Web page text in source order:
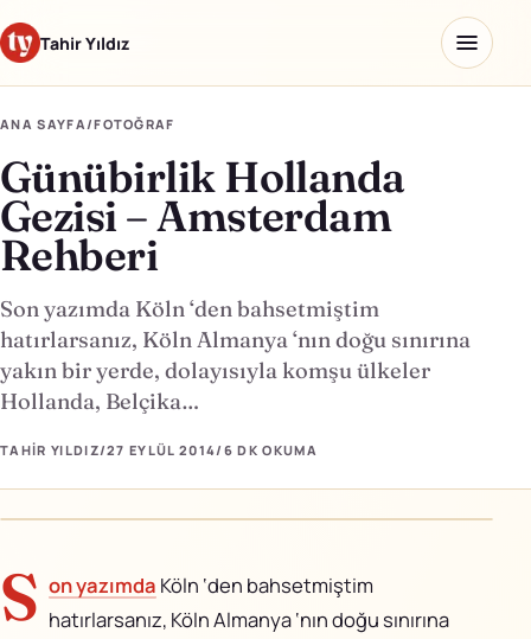
Tahir Yıldız
Ana sayfa
Blog
Kaydettiklerim
Ürünler
Movioo
ANA SAYFA/FOTOĞRAF
Günübirlik Hollanda
Gezisi – Amsterdam
Rehberi
Son yazımda Köln ‘den bahsetmiştim
hatırlarsanız, Köln Almanya ‘nın doğu sınırına
yakın bir yerde, dolayısıyla komşu ülkeler
Hollanda, Belçika…
TAHIR YILDIZ/27 EYLÜL 2014/ 6 DK OKUMA
S on yazımda Köln ‘den bahsetmiştim
hatırlarsanız, Köln Almanya ‘nın doğu sınırına